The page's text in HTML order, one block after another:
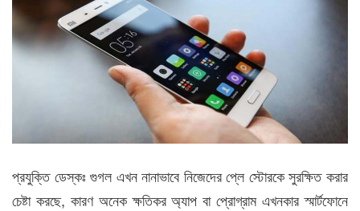
প্রযুক্তি ডেস্কঃ গুগল এখন নানাভাবে নিজেদের প্লে স্টোরকে সুরক্ষিত করার
চেষ্টা করছে, কারণ অনেক ক্ষতিকর অ্যাপ বা প্রোগ্রাম এখনকার স্মার্টফোনে